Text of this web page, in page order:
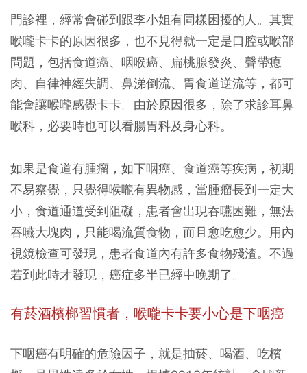
門診裡，經常會碰到跟李小姐有同樣困擾的人。其實
喉嚨卡卡的原因很多，也不見得就一定是口腔或喉部
問題，包括食道癌、咽喉癌、扁桃腺發炎、聲帶瘜
肉、自律神經失調、鼻涕倒流、胃食道逆流等，都可
能會讓喉嚨感覺卡卡。由於原因很多，除了求診耳鼻
喉科，必要時也可以看腸胃科及身心科。
如果是食道有腫瘤，如下咽癌、食道癌等疾病，初期
不易察覺，只覺得喉嚨有異物感，當腫瘤長到一定大
小，食道通道受到阻礙，患者會出現吞嚥困難，無法
吞嚥大塊肉，只能喝流質食物，而且愈吃愈少。用內
視鏡檢查可發現，患者食道內有許多食物殘渣。不過
若到此時才發現，癌症多半已經中晚期了。
有菸酒檳榔習慣者，喉嚨卡卡要小心是下咽癌
下咽癌有明確的危險因子，就是抽菸、喝酒、吃檳